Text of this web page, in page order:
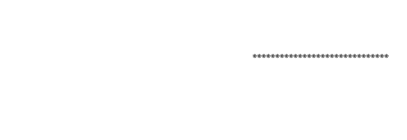
******************************